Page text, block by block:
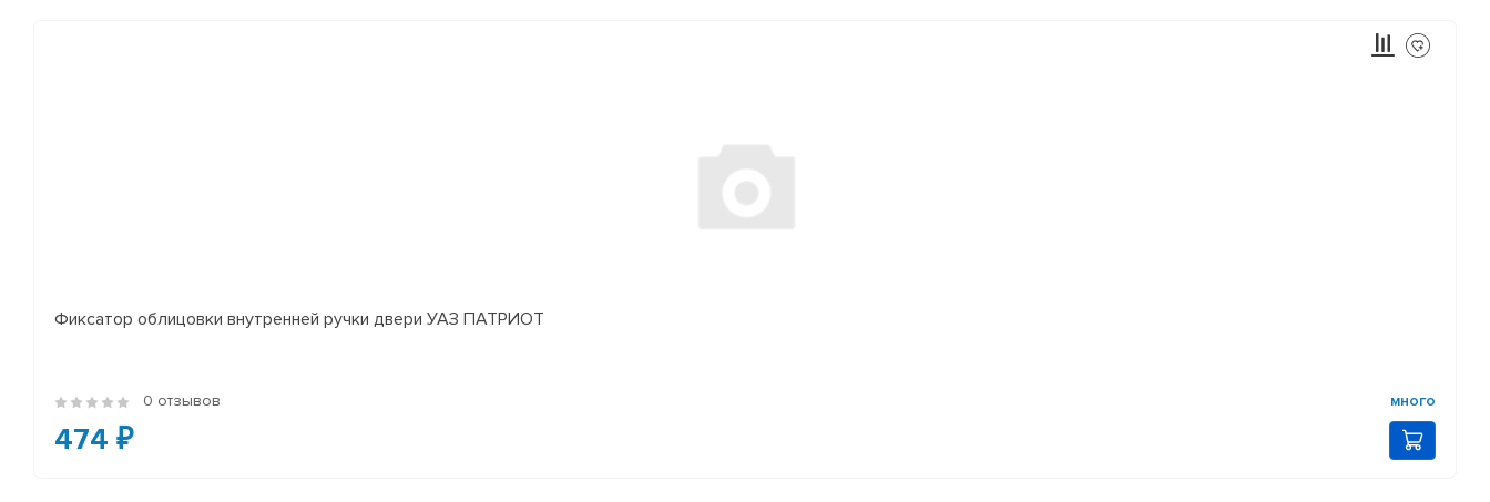
Фиксатор облицовки внутренней ручки двери УАЗ ПАТРИОТ
0 отзывов много
474 ₽